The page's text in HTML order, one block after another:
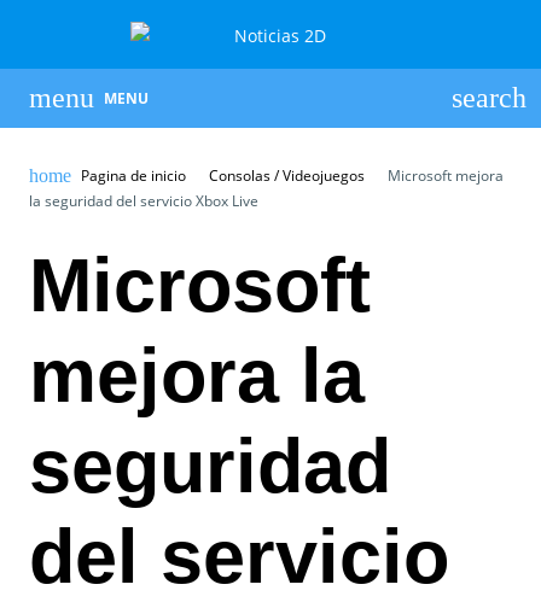
MENU
Pagina de inicio Consolas / Videojuegos
Microsoft mejora
la seguridad del servicio Xbox Live
Microsoft
mejora la
seguridad
del servicio